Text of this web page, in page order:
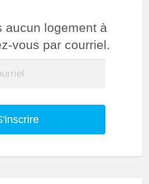
aucun logement à
vous par courriel.